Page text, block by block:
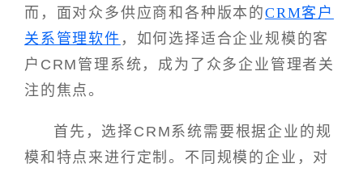
而，面对众多供应商和各种版本的CRM客户
关系管理软件 ，如何选择适合企业规模的客
户CRM管理系统，成为了众多企业管理者关
注的焦点。
首先，选择CRM系统需要根据企业的规
模和特点来进行定制。不同规模的企业，对